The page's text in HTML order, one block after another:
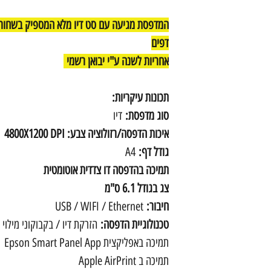
דפים
אחריות לשנה ע"י יבואן רשמי
תכונות עיקריות:
סוג מדפסת: דיו
איכות הדפסה/רזולוציה צבע: 4800X1200 DPI
גודל דף:A4
תמיכה בהדפסה דו צדדית אוטומטית
צג בגודל 6.1 ס"מ
חיבור: USB / WIFI / Ethernet
טכנולוגיית הדפסה: הזרקת דיו / בקבוקוני מילוי
תמיכה באפליקצית Epson Smart Panel App
תמיכה ב Apple AirPrint